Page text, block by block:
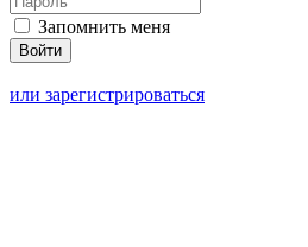
Запомнить меня
или зарегистрироваться